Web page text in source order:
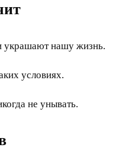
украшают нашу жизнь.
условиях.
не унывать.